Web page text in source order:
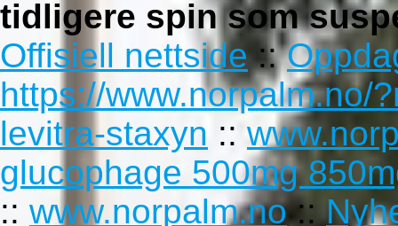
tidligere spin som
Offisiell nettside::
https://www.norpalm.no/
levitra-staxyn ::
glucophage 500mg
:: www.norpalm.no::